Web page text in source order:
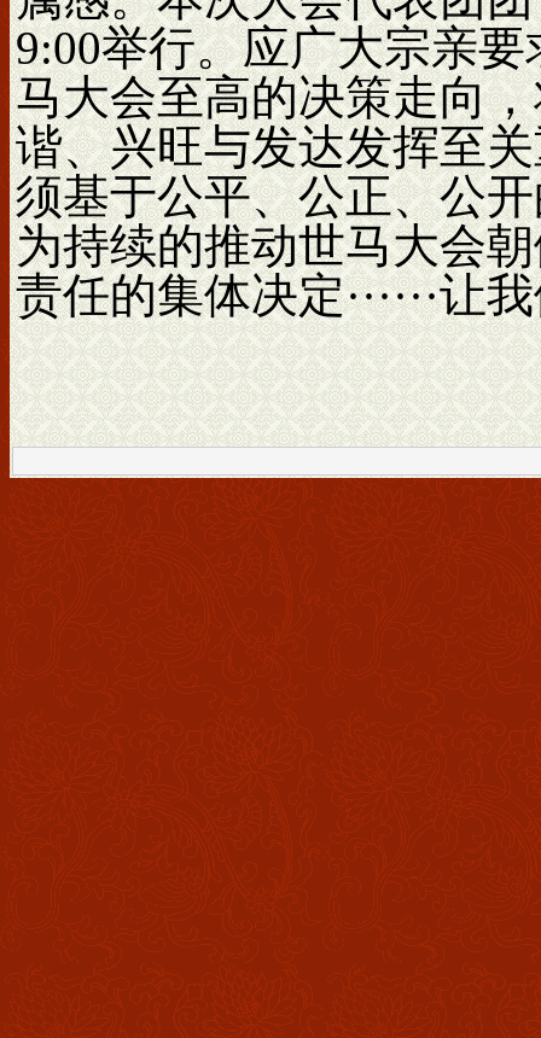
9:00举行。应广大宗亲
马大会至高的决策走向
谐、兴旺与发达发挥至
须基于公平、公正、公
为持续的推动世马大会
责任的集体决定······